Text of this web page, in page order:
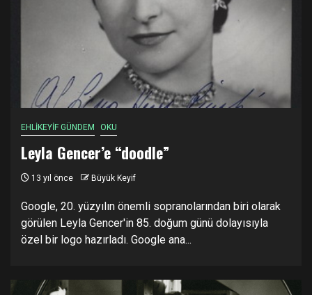
EHLİKEYİF GÜNDEM OKU
Leyla Gencer’e “doodle”
13 yıl önce Büyük Keyif
Google, 20. yüzyılın önemli sopranolarından biri olarak
görülen Leyla Gencer'in 85. doğum günü dolayısıyla
özel bir logo hazırladı. Google ana...